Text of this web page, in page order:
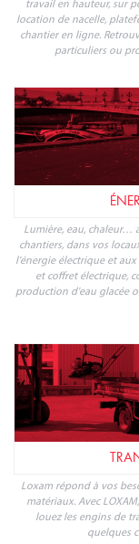
travail en hauteur, sur
location de nacelle,
chantier en ligne.
particuliers ou
Lumière, eau, chaleur…
chantiers, dans vos
l'énergie électrique et
et coffret électrique,
production d'eau glacée
Loxam répond à vos
matériaux. Avec
louez les engins de
quelques